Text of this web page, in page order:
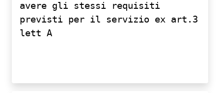
avere gli stessi requisiti
previsti per il servizio ex art.3
lett A